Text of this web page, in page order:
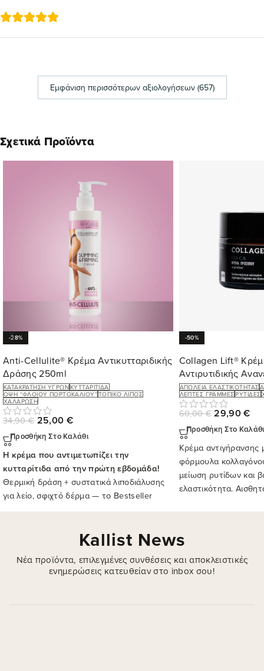
Εμφάνιση περισσότερων αξιολογήσεων (657)
Σχετικά Προϊόντα
-28%
Anti-Cellulite® Κρέμα Αντικυτταριδικής
Δράσης 250ml
ΚΑΤΑΚΡΆΤΗΣΗ ΥΓΡΏΝΚΥΤΤΑΡΊΤΙΔΑ
ΌΨΗ “ΦΛΟΙΟΎ ΠΟΡΤΟΚΑΛΙΟΎ”ΤΟΠΙΚΌ ΛΊΠΟΣ
ΧΑΛΆΡΩΣΗ
34,90€ 25,00 €
Προσθήκη Στο Καλάθι
Η κρέμα που αντιμετωπίζει την
κυτταρίτιδα από την πρώτη εβδομάδα!
Θερμική δράση + συστατικά λιποδιάλυσης
για λείο, σφιχτό δέρμα — το Bestseller
αντικυτταριδικό της Kallist.
-50%
Collagen Lift®
Αντιρυτιδικής
ΑΠΏΛΕΙΑ ΕΛΑΣΤΙΚΌΤΗΤΑΣ
ΛΕΠΤΈΣ ΓΡΑΜΜΈΣΡΥΤΊΔΕΣ
60,00€ 29,90€
Προσθήκη Στο Καλάθι
Κρέμα αντιγήρανσης
φόρμουλα
μείωση ρυτίδων και
ελαστικότητα.
ημέρες καθημερινής
Kallist News
Νέα προϊόντα, επιλεγμένες συνθέσεις και αποκλειστικές
ενημερώσεις κατευθείαν στο inbox σου!